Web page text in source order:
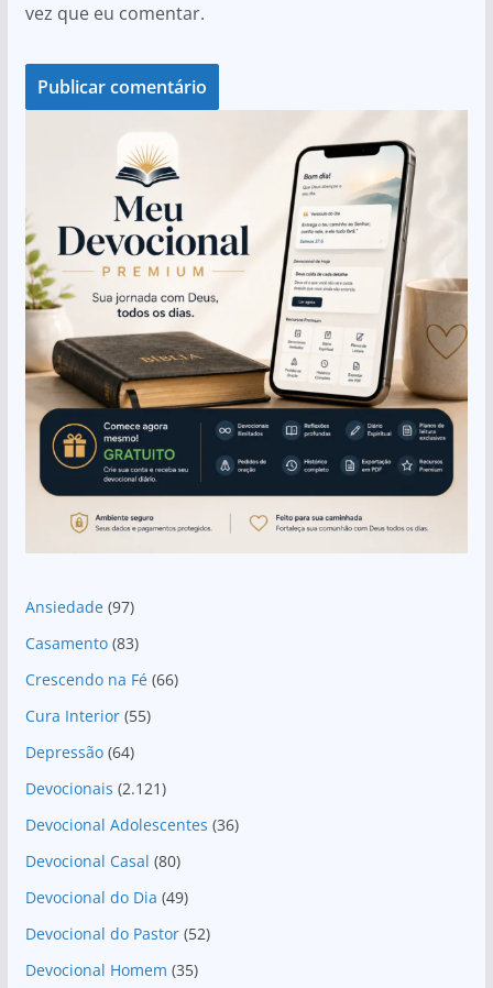
vez que eu comentar.
Ansiedade(97)
Casamento(83)
Crescendo na Fé(66)
Cura Interior(55)
Depressão(64)
Devocionais (2.121)
Devocional Adolescentes (36)
Devocional Casal (80)
Devocional do Dia (49)
Devocional do Pastor(52)
Devocional Homem (35)